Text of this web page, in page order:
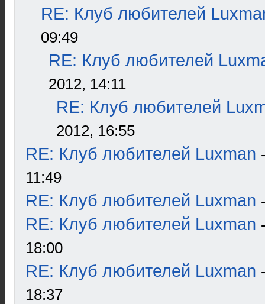
RE: Клуб любителей
09:49
RE: Клуб любителей
2012, 14:11
RE: Клуб любителей
2012, 16:55
RE: Клуб любителей Luxman
11:49
RE: Клуб любителей Luxman
RE: Клуб любителей Luxman
18:00
RE: Клуб любителей Luxman
18:37